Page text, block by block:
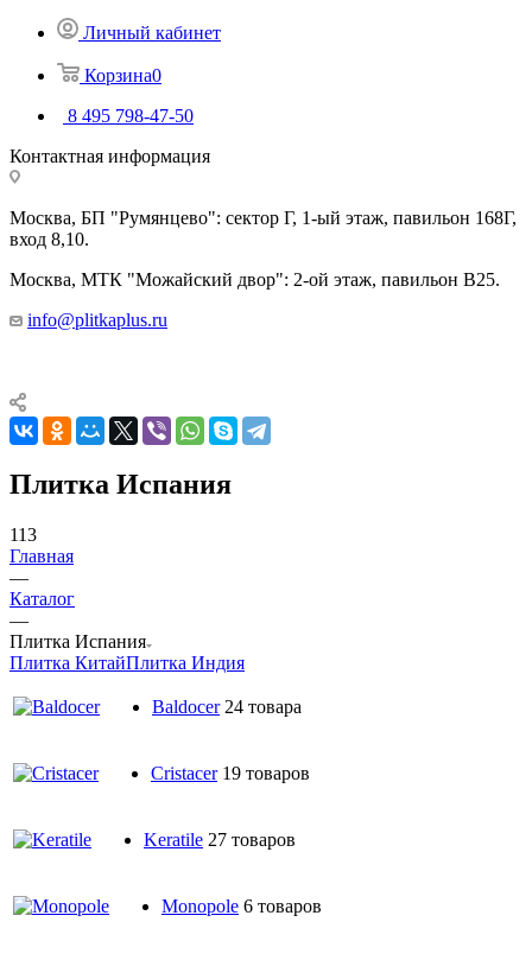
Личный кабинет
Корзина0
8 495 798-47-50
Контактная информация
Москва, БП "Румянцево": сектор Г, 1-ый этаж, павильон 168Г,
вход 8,10.
Москва, МТК "Можайский двор": 2-ой этаж, павильон В25.
info@plitkaplus.ru
Плитка Испания
113
Главная
—
Каталог
—
Плитка Испания
Плитка КитайПлитка Индия
Baldocer 24 товара
Cristacer 19 товаров
Keratile 27 товаров
Monopole 6 товаров